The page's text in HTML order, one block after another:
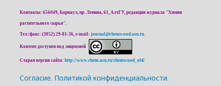
Контакты: 656049, Барнаул, пр. Ленина, 61, АлтГУ, редакция журнала "Химия
растительного сырья".
Тел./факс: (3852) 29-81-36, e-mail: journal@chemwood.asu.ru.
Контент доступен под лицензией
Старая версия сайта: http://www.chem.asu.ru/chemwood_old/
Cогласие. Политикой конфиденциальности.